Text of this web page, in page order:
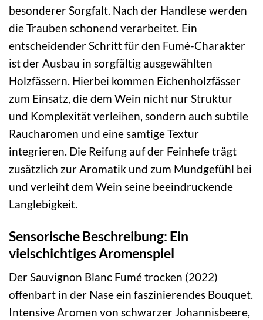
besonderer Sorgfalt. Nach der Handlese werden
die Trauben schonend verarbeitet. Ein
entscheidender Schritt für den Fumé-Charakter
ist der Ausbau in sorgfältig ausgewählten
Holzfässern. Hierbei kommen Eichenholzfässer
zum Einsatz, die dem Wein nicht nur Struktur
und Komplexität verleihen, sondern auch subtile
Raucharomen und eine samtige Textur
integrieren. Die Reifung auf der Feinhefe trägt
zusätzlich zur Aromatik und zum Mundgefühl bei
und verleiht dem Wein seine beeindruckende
Langlebigkeit.
Sensorische Beschreibung: Ein
vielschichtiges Aromenspiel
Der Sauvignon Blanc Fumé trocken (2022)
offenbart in der Nase ein faszinierendes Bouquet.
Intensive Aromen von schwarzer Johannisbeere,